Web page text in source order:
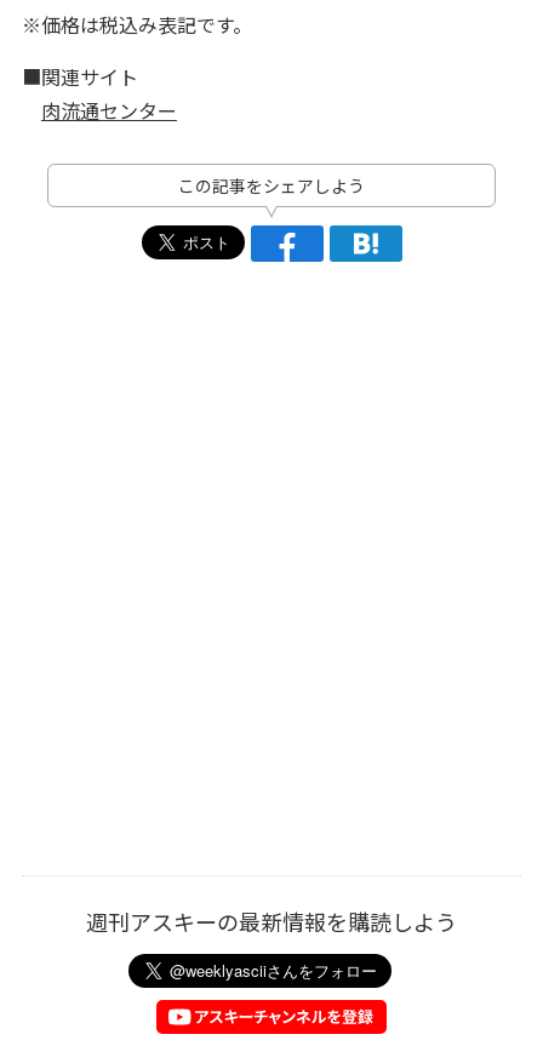
※価格は税込み表記です。
■関連サイト
肉流通センター
この記事をシェアしよう
週刊アスキーの最新情報を購読しよう